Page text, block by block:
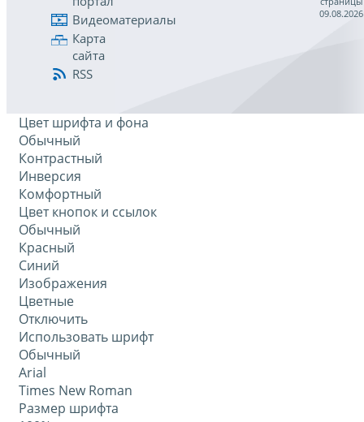
Видеоматериалы
Карта
сайта
RSS
09.08.2026
Цвет шрифта и фона
Обычный
Контрастный
Инверсия
Комфортный
Цвет кнопок и ссылок
Обычный
Красный
Синий
Изображения
Цветные
Отключить
Использовать шрифт
Обычный
Arial
Times New Roman
Размер шрифта